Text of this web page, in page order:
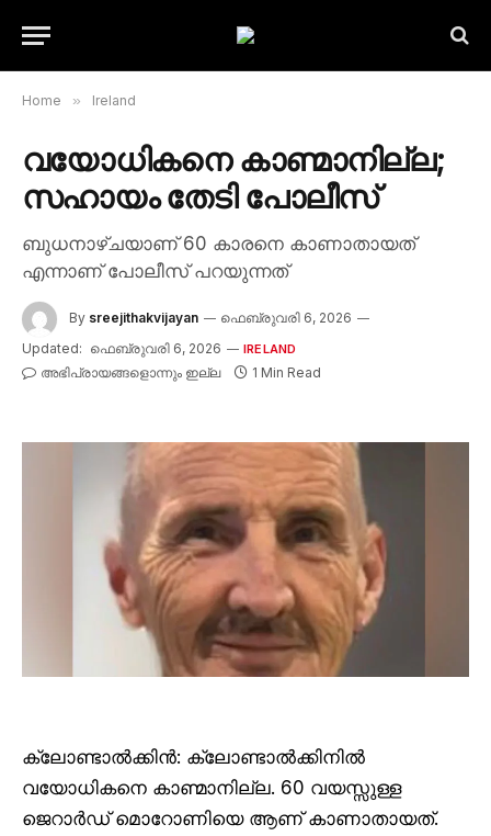
Home » Ireland
വയോധികനെ കാണ്മാനില്ല;
സഹായം തേടി പോലീസ്
ബുധനാഴ്ചയാണ് 60 കാരനെ കാണാതായത്
എന്നാണ് പോലീസ് പറയുന്നത്
By sreejithakvijayan
ഫെബ്രുവരി 6, 2026
Updated: ഫെബ്രുവരി 6, 2026 IRELAND
അഭിപ്രായങ്ങളൊന്നും ഇല്ല 1 Min Read
ക്ലോണ്ടാൽക്കിൻ: ക്ലോണ്ടാൽക്കിനിൽ
വയോധികനെ കാണ്മാനില്ല. 60 വയസ്സുള്ള
ജെറാർഡ് മൊറോണിയെ ആണ് കാണാതായത്.